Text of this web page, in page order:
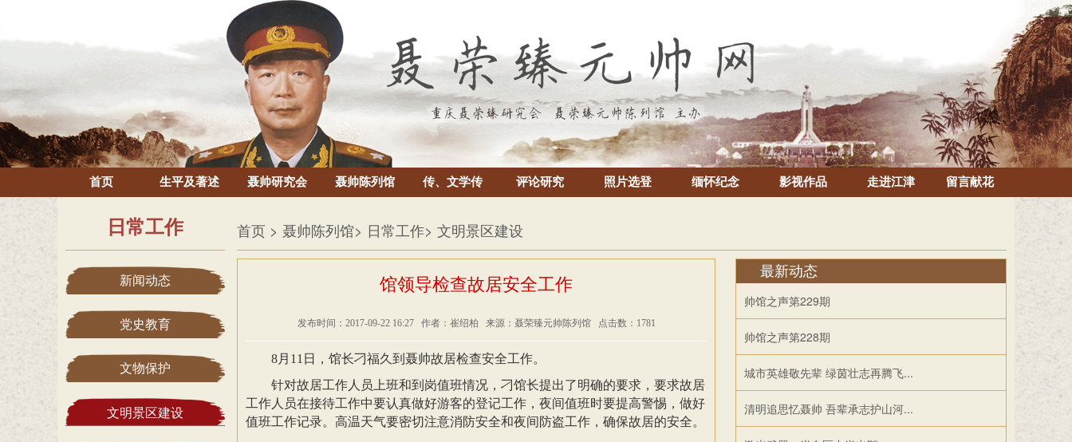
首页 生平及著述 聂帅研究会 聂帅陈列馆 传、文学传 评论研究 照片选登 缅怀纪念 影视作品 走进江津 留言献花
日常工作
新闻动态
党史教育
文物保护
文明景区建设
首页 > 聂帅陈列馆> 日常工作> 文明景区建设
馆领导检查故居安全工作
发布时间：2017-09-22 16:27 作者：崔绍柏 来源：聂荣臻元帅陈列馆 点击数：1781
8月11日，馆长刁福久到聂帅故居检查安全工作。
针对故居工作人员上班和到岗值班情况，刁馆长提出了明确的要求，要求故居
工作人员在接待工作中要认真做好游客的登记工作，夜间值班时要提高警惕，做好
值班工作记录。高温天气要密切注意消防安全和夜间防盗工作，确保故居的安全。
最新动态
帅馆之声第229期
帅馆之声第228期
城市英雄敬先辈 绿茵壮志再腾飞...
清明追思忆聂帅 吾辈承志护山河...